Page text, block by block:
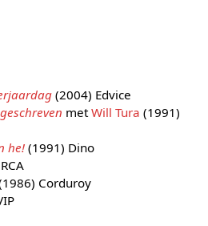
(2004) Edvice
metWill Tura (1991)
he! (1991) Dino
Corduroy